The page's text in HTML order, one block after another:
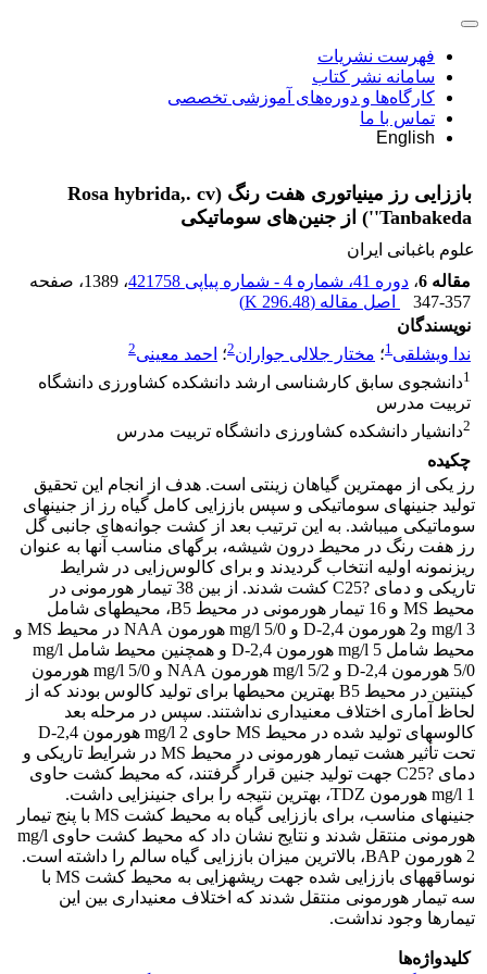
فهرست نشریات
سامانه نشر کتاب
کارگاه‌ها و دوره‌های آموزشی تخصصی
تماس با ما
English
باززایی رز مینیاتوری هفت رنگ (Rosa hybrida,. cv
'Tanbakeda') از جنین‌های سوماتیکی
علوم باغبانی ایران
مقاله 6
، دوره 41، شماره 4 - شماره پیاپی 421758 ، 1389
، صفحه
347-357
اصل مقاله (296.48 K
)
نویسندگان
ندا ویشلقی1؛ مختار جلالی جواران2؛ احمد معینی2
1دانشجوی سابق کارشناسی ارشد دانشکده کشاورزی دانشگاه
تربیت مدرس
2دانشیار دانشکده کشاورزی دانشگاه تربیت مدرس
چکیده
رز یکی از مهمترین گیاهان زینتی است. هدف از انجام این تحقیق
تولید جنین‎های سوماتیکی و سپس باززایی کامل گیاه رز از جنین‎های
سوماتیکی می‎باشد. به این ترتیب بعد از کشت جوانه‌های جانبی گل
رز هفت رنگ در محیط درون شیشه، برگ‎های مناسب آنها به عنوان
ریزنمونه اولیه انتخاب گردیدند و برای کالوس‌زایی در شرایط
تاریکی و دمای ?C25 کشت شدند. از بین 38 تیمار هورمونی در
محیط MS و 16 تیمار هورمونی در محیط B5، محیط‎های شامل
mg/l 3 و2 هورمون 2,4-D و mg/l 5/0 هورمون NAA در محیط MS و
محیط شامل mg/l 5 هورمون 2,4-D و همچنین محیط شامل mg/l
5/0 هورمون 2,4-D و mg/l 5/2 هورمون NAA و mg/l 5/0 هورمون
کینتین در محیط B5 بهترین محیط‎ها برای تولید کالوس بودند که از
لحاظ آماری اختلاف معنی‎داری نداشتند. سپس در مرحله بعد
کالوس‎های تولید شده در محیط MS حاوی mg/l 2 هورمون 2,4-D
تحت تأثیر هشت تیمار هورمونی در محیط MS در شرایط تاریکی و
دمای ?C25 جهت تولید جنین قرار گرفتند، که محیط کشت حاوی
mg/l 1 هورمون TDZ، بهترین نتیجه را برای جنین‎زایی داشت.
جنین‎های مناسب، برای باززایی گیاه به محیط کشت MS با پنج تیمار
هورمونی منتقل شدند و نتایج نشان داد که محیط کشت حاوی mg/l
2 هورمون BAP، بالاترین میزان باززایی گیاه سالم را داشته است.
نوساقه‎های باززایی شده جهت ریشه‎زایی به محیط کشت MS با
سه تیمار هورمونی منتقل شدند که اختلاف معنی‎داری بین این
تیمارها وجود نداشت.
کلیدواژه‌ها